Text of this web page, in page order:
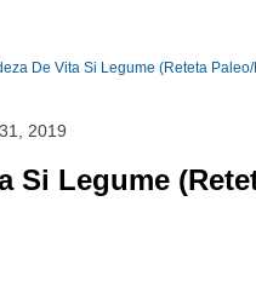
De Vita Si Legume (Reteta
2019
Si Legume